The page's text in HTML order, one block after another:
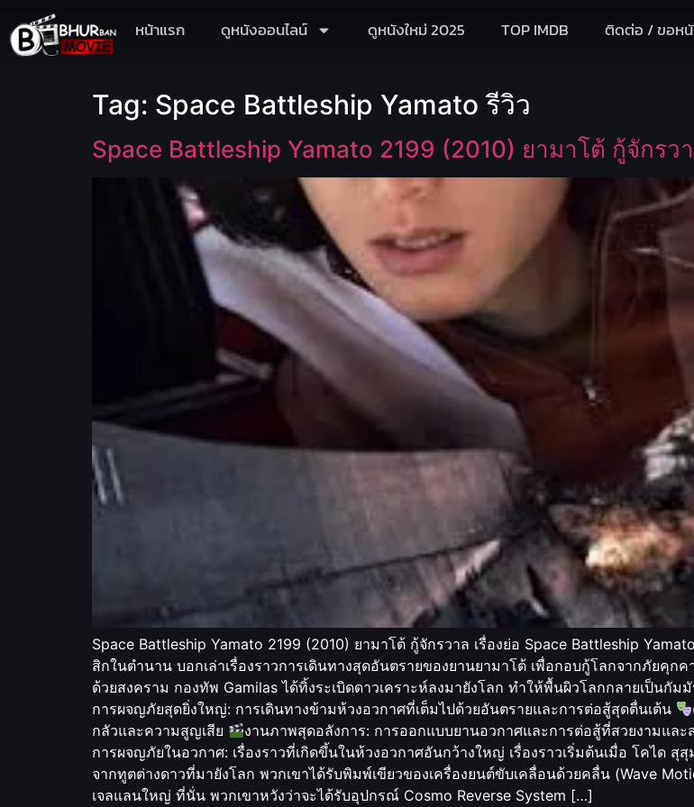
หน้าแรก ดูหนังออนไลน์ ดูหนังใหม่ 2025 TOP IMDB ติดต่อ / ขอห
Tag: Space Battleship Yamato รีวิว
Space Battleship Yamato 2199 (2010) ยามาโต้ กู้จักรว
Space Battleship Yamato 2199 (2010) ยามาโต้ กู้จักรวาล เรื่องย่อ Space Battleship
สิกในตำนาน บอกเล่าเรื่องราวการเดินทางสุดอันตรายของยานยามาโต้ เพื่อกอบกู้โลกจากภัยคุ
ด้วยสงคราม กองทัพ Gamilas ได้ทิ้งระเบิดดาวเคราะห์ลงมายังโลก ทำให้พื้นผิวโลกกลายเป็น
การผจญภัยสุดยิ่งใหญ่: การเดินทางข้ามห้วงอวกาศที่เต็มไปด้วยอันตรายและการต่อสู้สุดตื่นเต้น
กลัวและความสูญเสีย
งานภาพสุดอลังการ: การออกแบบยานอวกาศและการต่อสู้ที่สวยงามและ
การผจญภัยในอวกาศ: เรื่องราวที่เกิดขึ้นในห้วงอวกาศอันกว้างใหญ่ เรื่องราวเริ่มต้นเมื่อ โคได
จากทูตต่างดาวที่มายังโลก พวกเขาได้รับพิมพ์เขียวของเครื่องยนต์ขับเคลื่อนด้วยคลื่น (Wave
เจลแลนใหญ่ ที่นั่น พวกเขาหวังว่าจะได้รับอุปกรณ์ Cosmo Reverse System […]